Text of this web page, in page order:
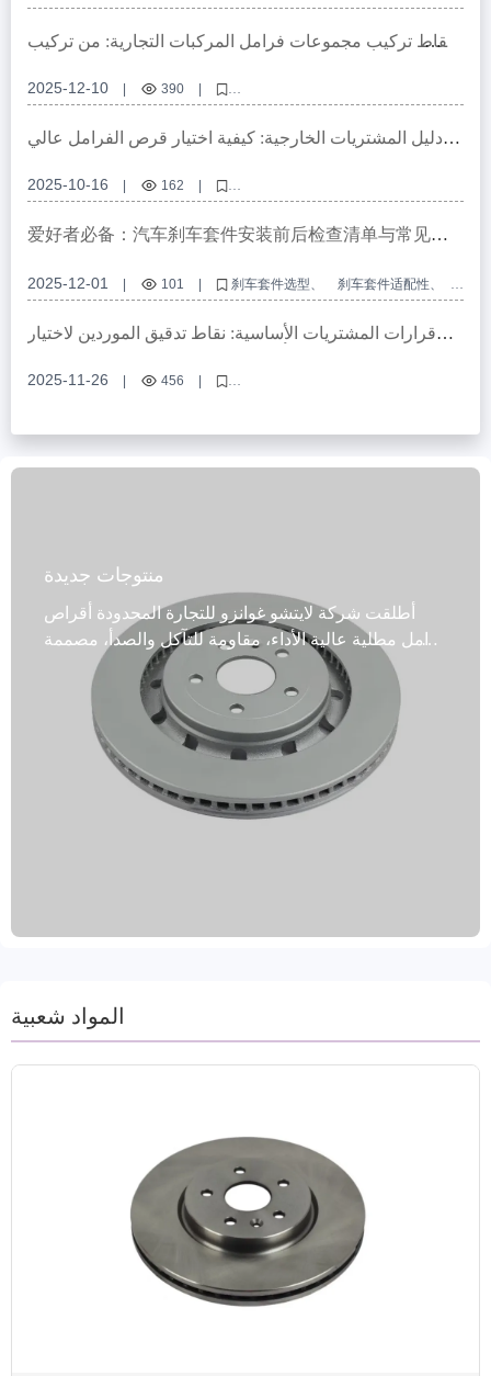
مجموعات فرامل المركبات الجديدة، اختيار مجموعات الفرامل، تركيب نظام
الفرامل، أنظمة ABS للفرامل، تقنيات فرامل السيارات الكهربائية
نقاط تركيب مجموعات فرامل المركبات التجارية: من تركيب
2025-12-10 390
اختيار مجموعة الفرامل، تركيب فرامل المركبات التجارية، توافق هيكل العجلة،
تنسيق موقع الكاليبر، صيانة نظام الفرامل
دليل المشتريات الخارجية: كيفية اختيار قرص الفرامل عالي
التسليم
2025-10-16 162
قرص الفرامل للسيارات، قرص فرملة عالي الكفاءة، تقنيات مقاومة الصدأ،
ضمان قرص الفرامل، كفاءة سلسلة التوريد
爱好者必备：汽车刹车套件安装前后检查清单与常见误
2025-12-01 101 刹车套件选型
刹车套件适配性
刹车套件安装检查
ABS齿圈套件使用 汽车改装刹车系统
قرارات المشتريات الأساسية: نقاط تدقيق الموردين لاختيار
2025-11-26 456
منتوجات جديدة
أطلقت شركة لايتشو غوانزو للتجارة المحدودة أقراص
فرامل مطلية عالية الأداء، مقاومة للتآكل والصدأ، مصممة
خصيصًا لسيارات الركاب والمركبات التجارية، وتغطي
99% من طرازات المركبات، وتلبي الاحتياجات المتنوعة
للسوق العالمية. صُنع هذا المنتج من مواد عالية الجودة،
مثل الحديد الرمادي عالي الجودة، وGG20، والفولاذ عالي
الكربون، ويجمع بين تقنية التصنيع المتقدمة واختبارات
التوازن الديناميكي لضمان أداء فرامل دقيق ومستقر.
السطح معالج بطلاءات متعددة مضادة للصدأ، مما يحسن
والتعبئة بالجملة، ونقدم ضمانًا لمدة عامين و80000
كيلومتر من الحماية، ومجهزون بدعم فني احترافي ونظام
خدمة شامل لما بعد البيع لضمان الشراء والاستخدام
المواد شعبية